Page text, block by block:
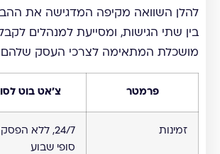
להלן השוואה מקיפה המדגישה את
בין שתי הגישות, ומסייעת למנהלים
מושכלת המתאימה לצרכי העסק
פרמטר צ'אט בוט
זמינות
24/7, ללא
סופי שבוע